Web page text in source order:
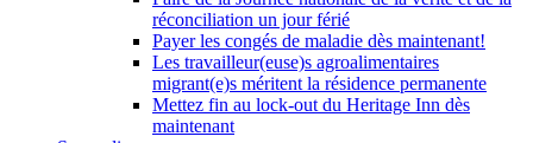
réconciliation un jour férié
Payer les congés de maladie dès maintenant!
Les travailleur(euse)s agroalimentaires
migrant(e)s méritent la résidence permanente
Mettez fin au lock-out du Heritage Inn dès
maintenant